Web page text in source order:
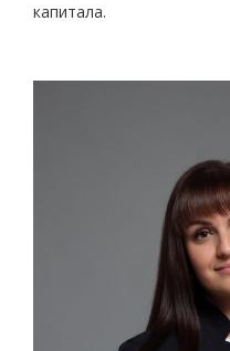
капитала.